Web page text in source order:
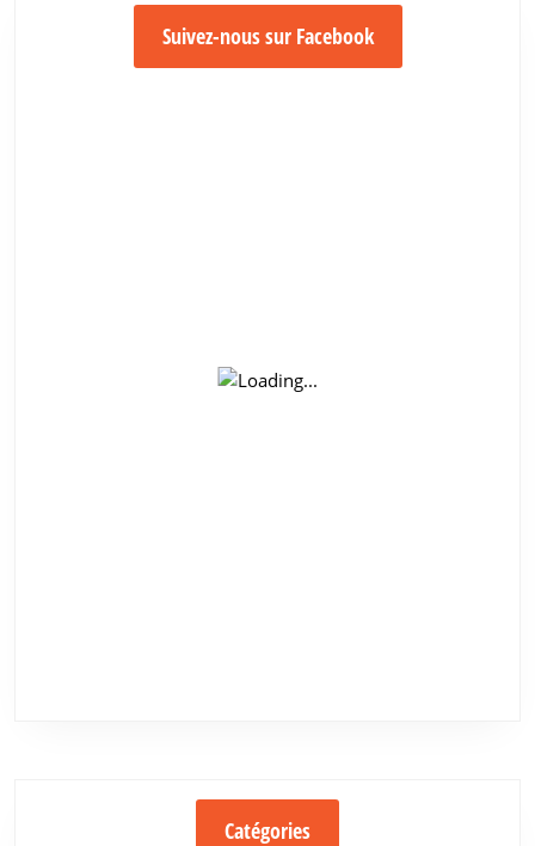
Suivez-nous sur Facebook
Catégories